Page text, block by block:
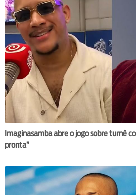
Imaginasamba abre o jogo sobre turnê
pronta”